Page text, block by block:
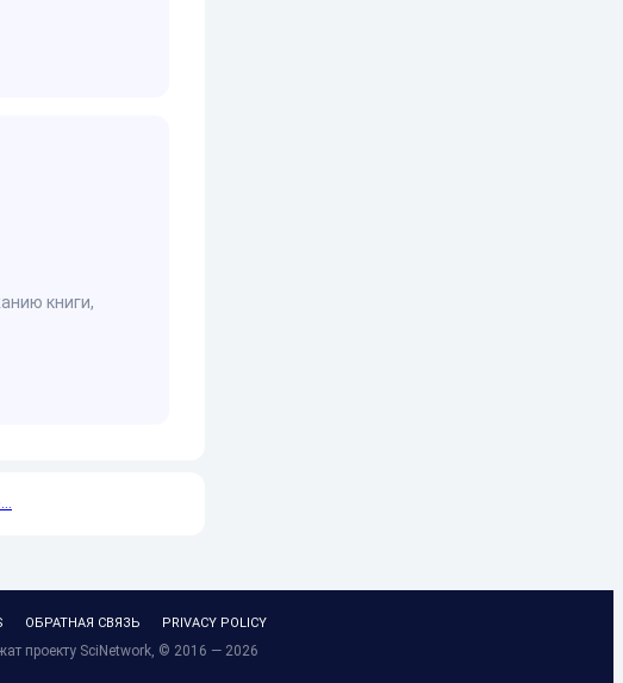
книги,
ОБРАТНАЯ СВЯЗЬ PRIVACY POLICY
проекту SciNetwork, © 2016 — 2026